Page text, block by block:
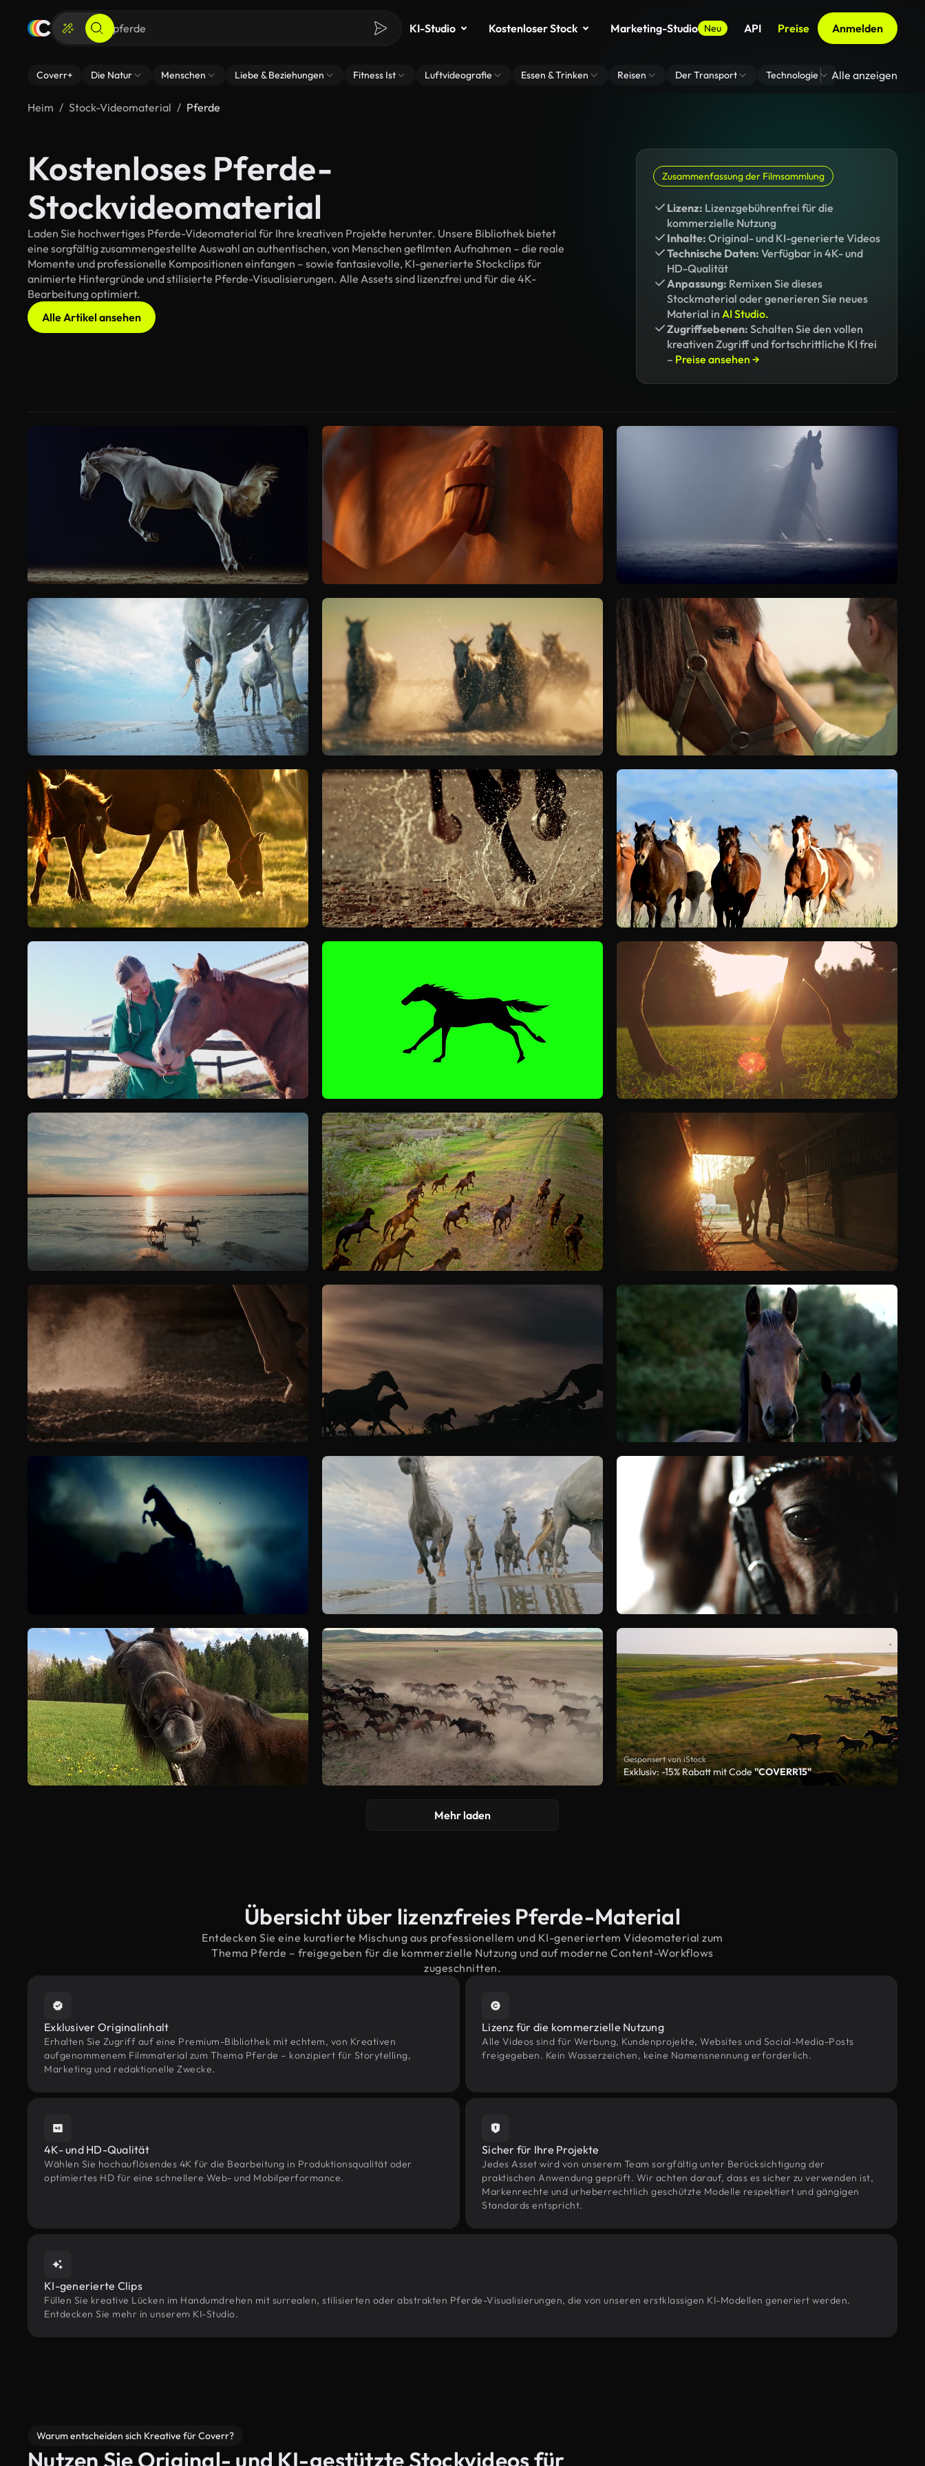
KI-Studio Kostenloser Stock Marketing-Studio Neu API Preise Anmelden
Coverr+ Die Natur Menschen Liebe & Beziehungen Fitness Ist Luftvideografie Essen & Trinken Reisen Der Transport Technologie Zoom Virtuelle
Alle anzeigen
Heim Stock-Videomaterial Pferde
Kostenloses Pferde-
Stockvideomaterial
Laden Sie hochwertiges Pferde-Videomaterial für Ihre kreativen Projekte herunter. Unsere Bibliothek bietet
eine sorgfältig zusammengestellte Auswahl an authentischen, von Menschen gefilmten Aufnahmen – die reale
Momente und professionelle Kompositionen einfangen – sowie fantasievolle, KI-generierte Stockclips für
animierte Hintergründe und stilisierte Pferde-Visualisierungen. Alle Assets sind lizenzfrei und für die 4K-
Bearbeitung optimiert.
Alle Artikel ansehen
Zusammenfassung der Filmsammlung
Lizenz: Lizenzgebührenfrei für die
kommerzielle Nutzung
Inhalte: Original- und KI-generierte Videos
Technische Daten: Verfügbar in 4K- und
HD-Qualität
Anpassung: Remixen Sie dieses
Stockmaterial oder generieren Sie neues
Material in AI Studio.
Zugriffsebenen: Schalten Sie den vollen
kreativen Zugriff und fortschrittliche KI frei
– Preise ansehen →
Gesponsert von iStock
Exklusiv: -15% Rabatt mit Code"COVERR15"
Mehr laden
Übersicht über lizenzfreies Pferde-Material
Entdecken Sie eine kuratierte Mischung aus professionellem und KI-generiertem Videomaterial zum
Thema Pferde – freigegeben für die kommerzielle Nutzung und auf moderne Content-Workflows
zugeschnitten.
Exklusiver Originalinhalt
Erhalten Sie Zugriff auf eine Premium-Bibliothek mit echtem, von Kreativen
aufgenommenem Filmmaterial zum Thema Pferde – konzipiert für Storytelling,
Marketing und redaktionelle Zwecke.
Lizenz für die kommerzielle Nutzung
Alle Videos sind für Werbung, Kundenprojekte, Websites und Social-Media-Posts
freigegeben. Kein Wasserzeichen, keine Namensnennung erforderlich.
4K- und HD-Qualität
Wählen Sie hochauflösendes 4K für die Bearbeitung in Produktionsqualität oder
optimiertes HD für eine schnellere Web- und Mobilperformance.
Sicher für Ihre Projekte
Jedes Asset wird von unserem Team sorgfältig unter Berücksichtigung der
praktischen Anwendung geprüft. Wir achten darauf, dass es sicher zu verwenden ist,
Markenrechte und urheberrechtlich geschützte Modelle respektiert und gängigen
Standards entspricht.
KI-generierte Clips
Füllen Sie kreative Lücken im Handumdrehen mit surrealen, stilisierten oder abstrakten Pferde-Visualisierungen, die von unseren erstklassigen KI-Modellen generiert werden.
Entdecken Sie mehr in unserem KI-Studio.
Warum entscheiden sich Kreative für Coverr?
Nutzen Sie Original- und KI-gestützte Stockvideos für